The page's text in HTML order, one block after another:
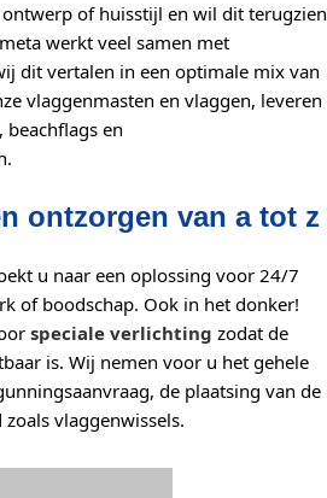
of huisstijl en wil dit terugzien
werkt veel samen met
dit vertalen in een optimale mix van
vlaggenmasten en vlaggen, leveren
en
ontzorgen van a tot z
u naar een oplossing voor 24/7
of boodschap. Ook in het donker!
speciale verlichting zodat de
is. Wij nemen voor u het gehele
de plaatsing van de
vlaggenwissels.